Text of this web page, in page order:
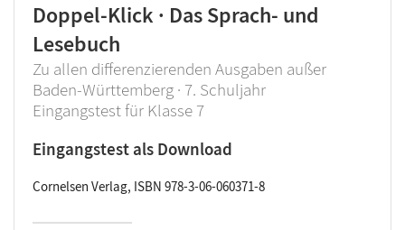
Doppel-Klick · Das Sprach- und
Lesebuch
Zu allen differenzierenden Ausgaben außer
Baden-Württemberg · 7. Schuljahr
Eingangstest für Klasse 7
Eingangstest als Download
Cornelsen Verlag, ISBN 978-3-06-060371-8